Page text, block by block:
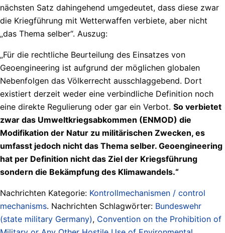
nächsten Satz dahingehend umgedeutet, dass diese zwar
die Kriegführung mit Wetterwaffen verbiete, aber nicht
„das Thema selber“. Auszug:
„Für die rechtliche Beurteilung des Einsatzes von
Geoengineering ist aufgrund der möglichen globalen
Nebenfolgen das Völkerrecht ausschlaggebend. Dort
existiert derzeit weder eine verbindliche Definition noch
eine direkte Regulierung oder gar ein Verbot. So verbietet
zwar das Umweltkriegsabkommen (ENMOD) die
Modifikation der Natur zu militärischen Zwecken, es
umfasst jedoch nicht das Thema selber. Geoengineering
hat per Definition nicht das Ziel der Kriegsführung
sondern die Bekämpfung des Klimawandels.“
Nachrichten Kategorie: Kontrollmechanismen / control
mechanisms. Nachrichten Schlagwörter: Bundeswehr
(state military Germany), Convention on the Prohibition of